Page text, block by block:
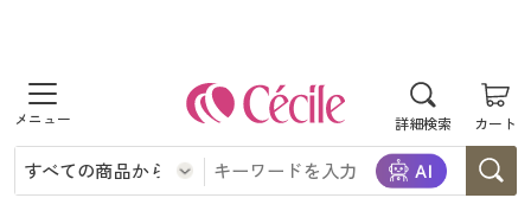
詳細検索 カート
商品を探す
レディース
レディース
レディース通販すべて
インナー・下着